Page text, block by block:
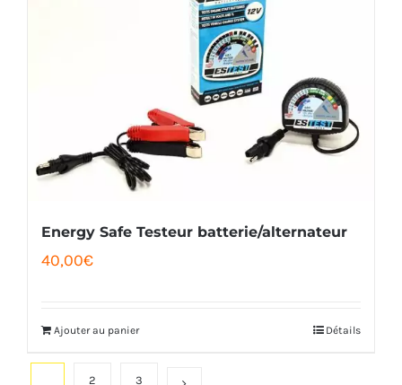
variations.
peuvent
être
choisies
sur
la
Energy Safe Testeur batterie/alternateur
40,00€
Ajouter au panier Détails
2 3